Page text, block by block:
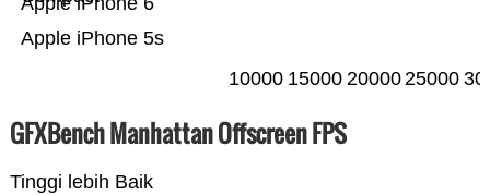
Apple iPhone 5s
10000 15000 2000025000
GFXBench Manhattan Offscreen FPS
Tinggi lebih Baik